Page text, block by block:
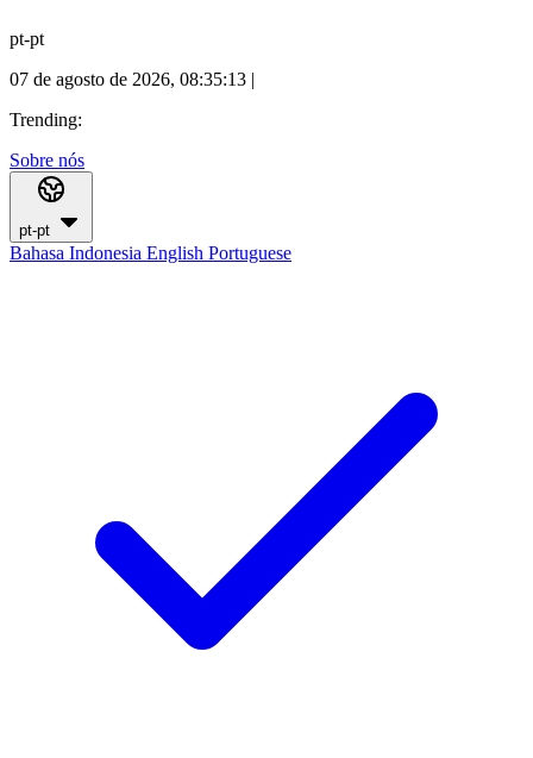
pt-pt
07 de agosto de 2026, 08:35:13 |
Trending:
Sobre nós
pt-pt
Bahasa Indonesia English Portuguese